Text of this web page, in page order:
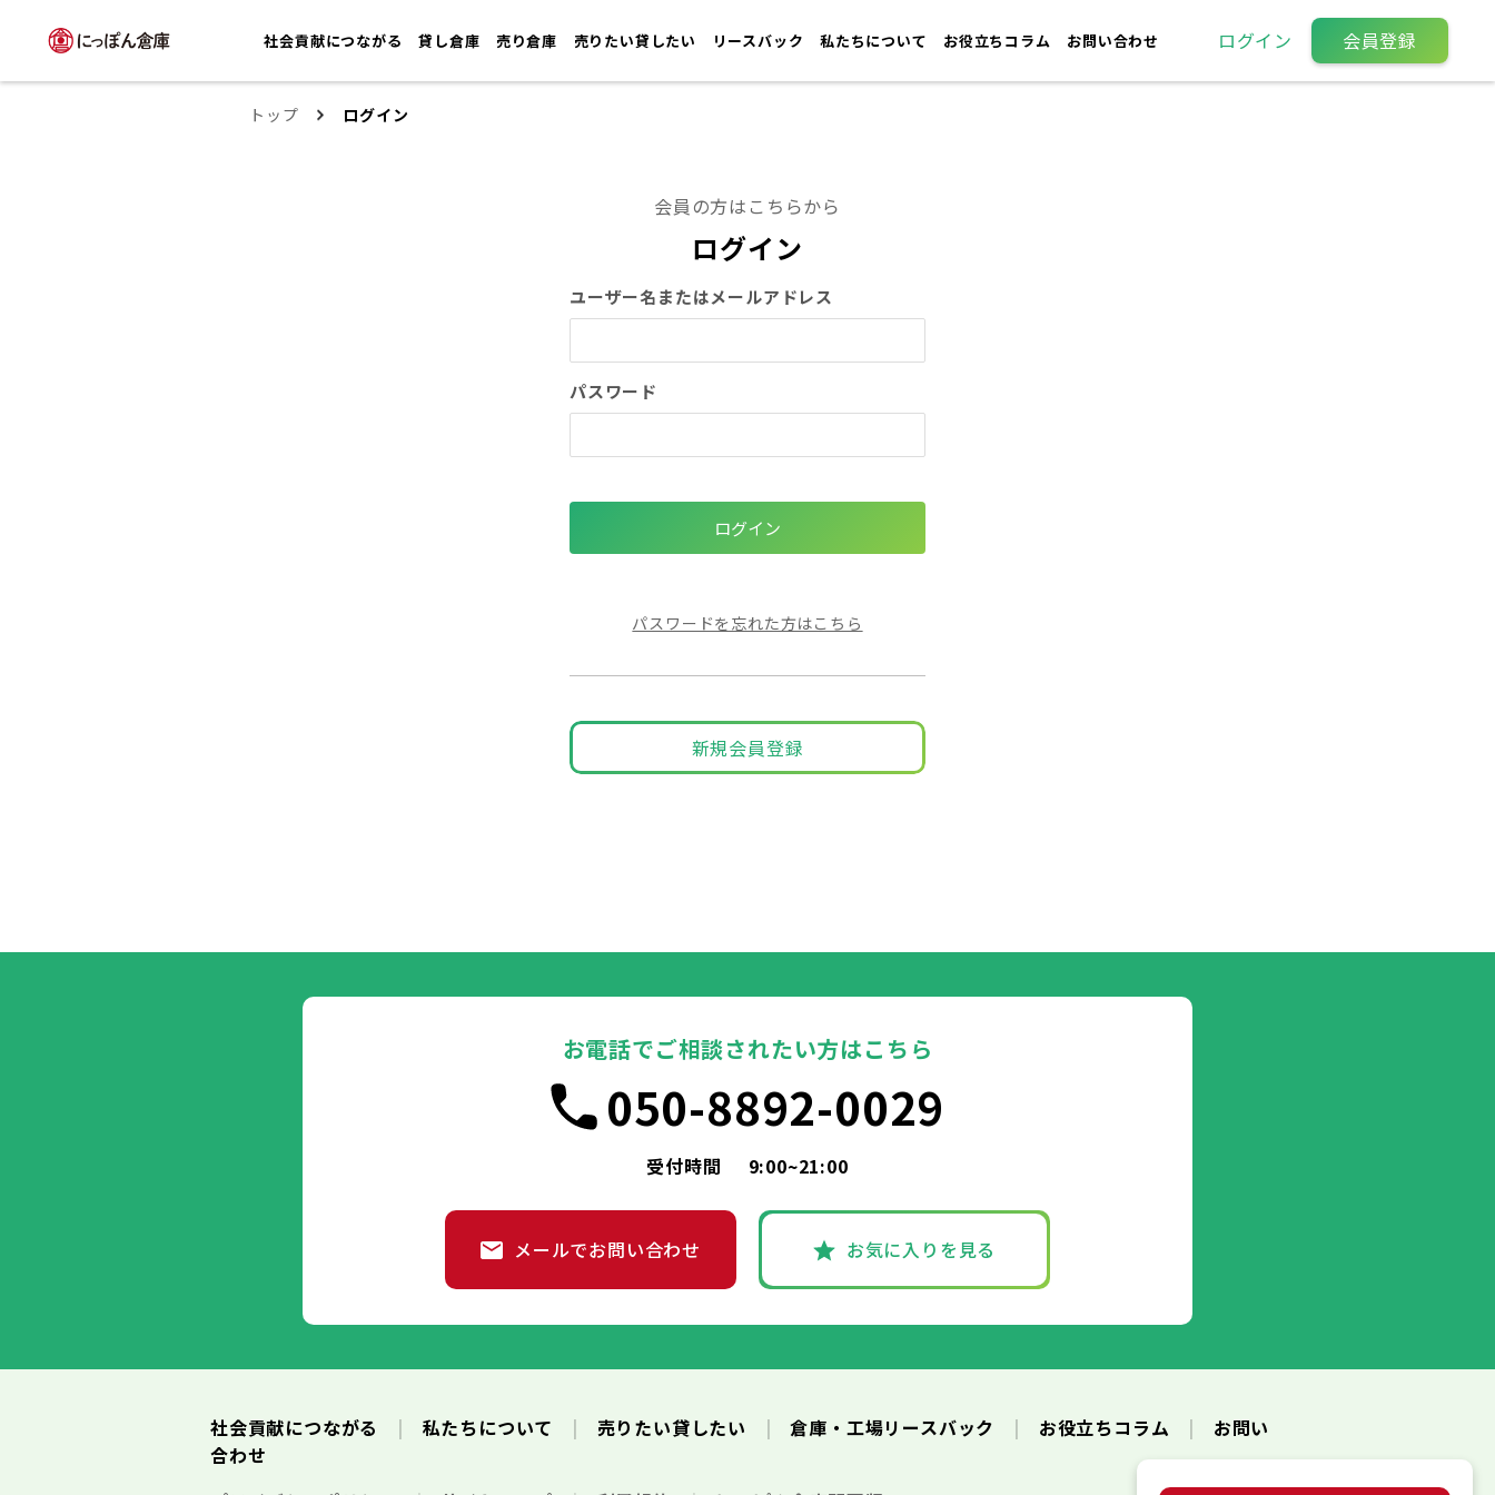
社会貢献につながる 貸し倉庫 売り倉庫 売りたい貸したい リースバック 私たちについて お役立ちコラム お問い合わせ ログイン 会員登録
トップ ログイン
会員の方はこちらから
ログイン
ユーザー名またはメールアドレス
パスワード
パスワードを忘れた方はこちら
新規会員登録
お電話でご相談されたい方はこちら
050-8892-0029
受付時間 9:00~21:00
メールでお問い合わせ お気に入りを見る
社会貢献につながる 私たちについて 売りたい貸したい 倉庫・工場リースバック お役立ちコラム
お問い
合わせ